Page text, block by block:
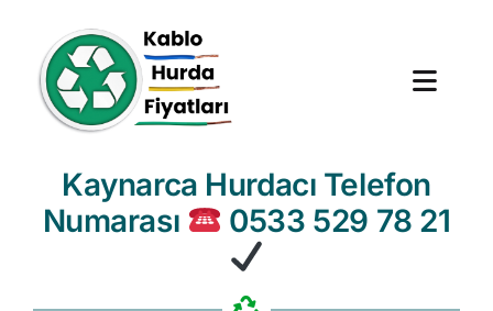
content
Anasayfa
Hurda Fiyatları
Kaynarca Hurdacı Telefon
Numarası
0533 529 78 21